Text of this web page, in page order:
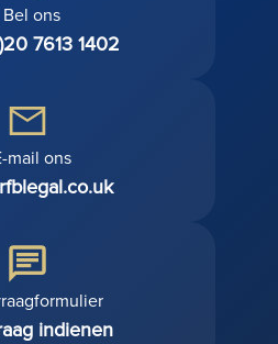
Bel ons
7613 1402
mail ons
indienen